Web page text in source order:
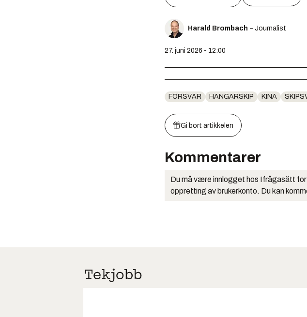
Harald Brombach – Journalist
27. juni 2026 - 12:00
FORSVAR HANGARSKIP KINA
Gi bort artikkelen
Kommentarer
Du må være innlogget hos Ifrågasätt
oppretting av brukerkonto. Du kan